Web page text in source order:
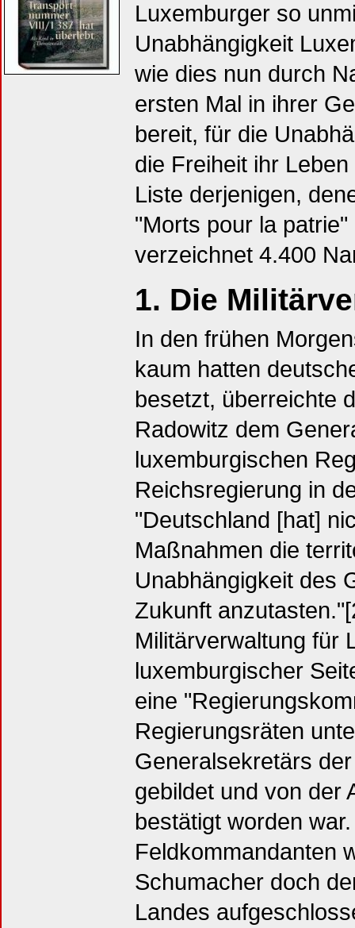
Luxemburger so
Unabhängigkeit
wie dies nun durch
ersten Mal in ihrer
bereit, für die
die Freiheit ihr
Liste derjenigen,
"Morts pour la
verzeichnet 4.400
1. Die
In den frühen
kaum hatten
besetzt, überreichte
Radowitz dem
luxemburgischen
Reichsregierung in
"Deutschland [hat]
Maßnahmen die
Unabhängigkeit des
Zukunft
Militärverwaltung für
luxemburgischer
eine
Regierungsräten
Generalsekretärs
gebildet und von der
bestätigt worden
Feldkommandanten
Schumacher doch
Landes